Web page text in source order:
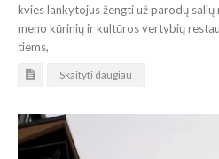
kvies lankytojus žengti už parodų
meno kūrinių ir kultūros vertybių
tiems,
Skaityti daugiau